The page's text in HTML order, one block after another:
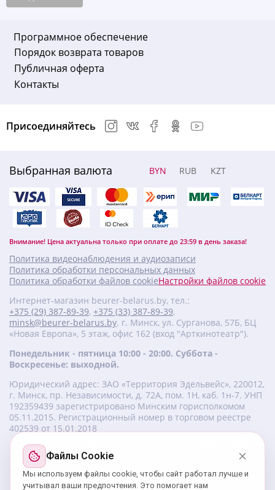
Программное обеспечение
Порядок возврата товаров
Публичная оферта
Контакты
Выбранная валюта BYN RUB KZT
Внимание! Цена актуальна только при оплате до 23:59 в день заказа!
Присоединяйтесь
Политика видеонаблюдения и аудиозаписи
Политика обработки персональных данных
Политика обработки файлов cookieНастройки файлов cookie
Интернет-магазин beurer-belarus.by, тел.:
+375 (29) 387-89-39, +375 (33) 387-89-39,
minsk@beurer-belarus.by. г. Минск, ул. Сурганова, 57Б, БЦ
«Новая Европа», 5 этаж, офис 162 (вход "Арткинотеатр").
Понедельник - пятница 10:00 - 20:00. Суббота -
Воскресенье: выходной.
Юридический адрес: ЗАО «Территория Эдельвейс», 220012,
г. Минск, пр. Независимости, д. 72А, пом. 1Н, каб. 1н-7. УНП
‎192359439 зарегистрировано Минским горисполкомом
05.11.2015. Регистрационный номер в торговом реестре
402539 от 15.01.2018
Изготовитель beurer: Бойрер Гмбх, Софлингер штрассе 218,
89077-УЛМ, Германия.
Импортер: ЗАО «Территория Эдельвейс», 220056, г. Минск,
Файлы Cookie
Мы используем файлы cookie, чтобы сайт работал лучше и
учитывал ваши предпочтения. Это помогает нам